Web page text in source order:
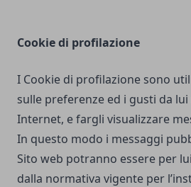
Cookie di profilazione
I Cookie di profilazione sono
sulle preferenze ed i gusti da
Internet, e fargli visualizzare
In questo modo i messaggi
Sito web potranno essere per
dalla normativa vigente per